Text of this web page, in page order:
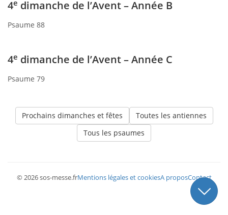
4e dimanche de l’Avent – Année B
Psaume 88
4e dimanche de l’Avent – Année C
Psaume 79
Prochains dimanches et fêtes
Toutes les antiennes
Tous les psaumes

© 2026 sos-messe.frMentions légales et cookiesA proposContact